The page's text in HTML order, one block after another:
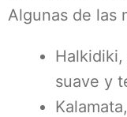
Algunas de las
suave y